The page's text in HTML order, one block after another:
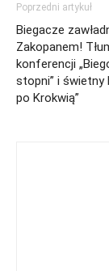
Poprzedni artykuł
Biegacze
Zakopanem!
konferencji
stopni” i świetny
po Krokwią”